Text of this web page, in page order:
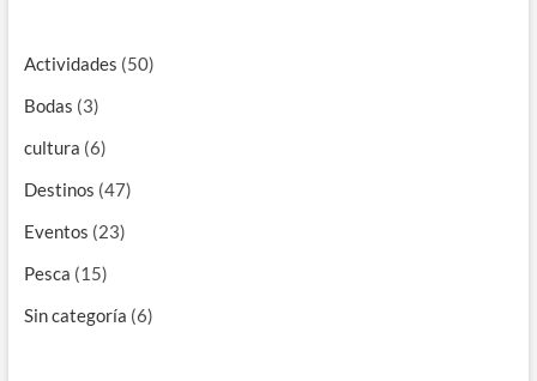
Actividades (50)
Bodas (3)
cultura (6)
Destinos (47)
Eventos (23)
Pesca (15)
Sin categoría (6)